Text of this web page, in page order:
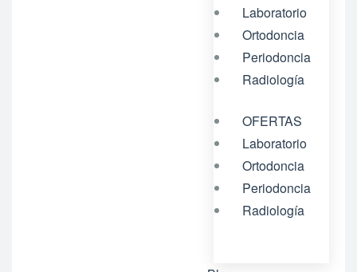
Laboratorio
Ortodoncia
Periodoncia
Radiología
OFERTAS
Laboratorio
Ortodoncia
Periodoncia
Radiología